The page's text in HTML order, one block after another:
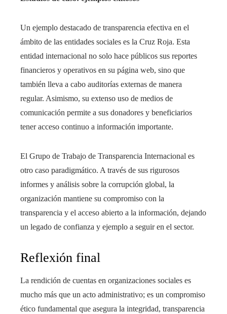
Un ejemplo destacado de transparencia efectiva en el
ámbito de las entidades sociales es la Cruz Roja. Esta
entidad internacional no solo hace públicos sus reportes
financieros y operativos en su página web, sino que
también lleva a cabo auditorías externas de manera
regular. Asimismo, su extenso uso de medios de
comunicación permite a sus donadores y beneficiarios
tener acceso continuo a información importante.
El Grupo de Trabajo de Transparencia Internacional es
otro caso paradigmático. A través de sus rigurosos
informes y análisis sobre la corrupción global, la
organización mantiene su compromiso con la
transparencia y el acceso abierto a la información, dejando
un legado de confianza y ejemplo a seguir en el sector.
Reflexión final
La rendición de cuentas en organizaciones sociales es
mucho más que un acto administrativo; es un compromiso
ético fundamental que asegura la integridad, transparencia